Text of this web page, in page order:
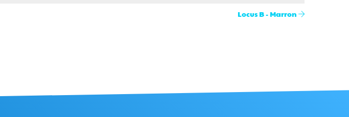
Locus B - Marron